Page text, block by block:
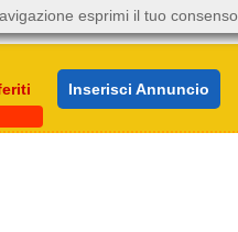
Inserisci Annuncio
esprimi il tuo consenso.